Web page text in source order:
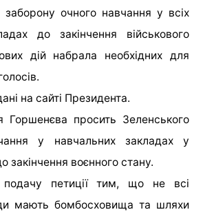
заборону очного навчання у всіх
до закінчення військового
дій набрала необхідних для
на сайті Президента.
Горшенєва просить Зеленського
у навчальних закладах у
закінчення воєнного стану.
петиції тим, що не всі
мають бомбосховища та шляхи